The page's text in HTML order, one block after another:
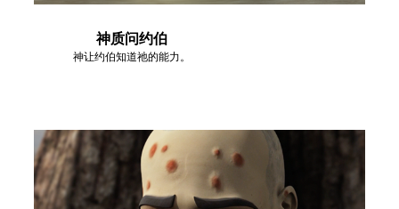
神质问约伯
神让约伯知道祂的能力。